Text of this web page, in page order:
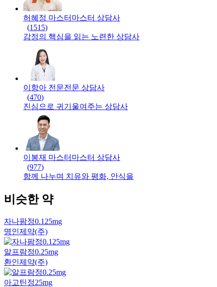
허혜정 마스터 마스터 상담사
(1515)
감정의 핵심을 읽는 노련한 상담사
이항아 전문전문 상담사
(470)
진심으로 귀기울여주는 상담사
이봉재 마스터 마스터 상담사
(977)
함께 나누며 치유와 평화, 안식을
비슷한 약
자나팜정0.125mg
명인제약(주)
알프람정0.25mg
환인제약(주)
아고틴정25mg